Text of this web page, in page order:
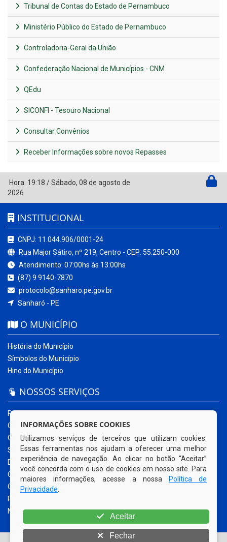
Tribunal de Contas do Estado de Pernambuco
Ministério Público do Estado de Pernambuco
Controladoria-Geral da União
Confederação Nacional de Municípios - CNM
QEdu
SICONFI - Tesouro Nacional
Consultar Convênios
Receber Informações sobre novos Repasses
Hora: 19:18 /Sábado, 08 de agosto de
2026
INSTITUCIONAL
CNPJ: 11.044.906/0001-24
Rua Major Sátiro, nº 219, Centro - CEP: 55.250-000
Atendimento: 07:00hs às 13:00hs
(87) 9 9140-7870
protocolo@sanharo.pe.gov.br
Sanharó - PE
O MUNICÍPIO
História do Município
Símbolos do Município
Hino do Município
NOSSOS SERVIÇOS
Portal da Transparência
Carta de Serviços ao Usuário
Ouvidoria Municipal
Sistema Eletrônico – e-SIC
Diário Oficial
Quadro de Avisos
Contracheque Online
Portal do Contribuinte
Nota Fiscal Eletrônica
INFORMAÇÕES SOBRE COOKIES
Utilizamos serviços de terceiros que utilizam cookies.
Essas ferramentas nos ajudam a oferecer uma melhor
experiência de navegação. Ao clicar no botão “Aceitar”
você concorda com o uso de cookies em nosso site. Para
maiores informações, acesse a nossa
Política de
Privacidade
Aceitar
Fechar